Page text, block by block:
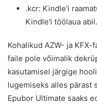
.kcr: Kindle'i
Kindle'i töölaua abil.
Kohalikud AZW- ja
faile pole võimalik
kasutamisel järgige
lugemiseks alles pärast
Epubor Ultimate saaks